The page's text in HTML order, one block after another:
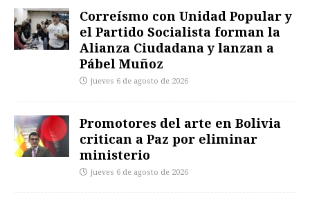
Correísmo con Unidad Popular y
el Partido Socialista forman la
Alianza Ciudadana y lanzan a
Pábel Muñoz
jueves 6 de agosto de 2026
Promotores del arte en Bolivia
critican a Paz por eliminar
ministerio
jueves 6 de agosto de 2026